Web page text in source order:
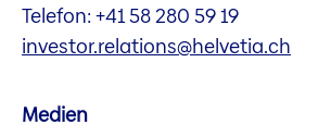
Telefon: +41 58 280 59 19
investor.relations@helvetia.ch
Medien